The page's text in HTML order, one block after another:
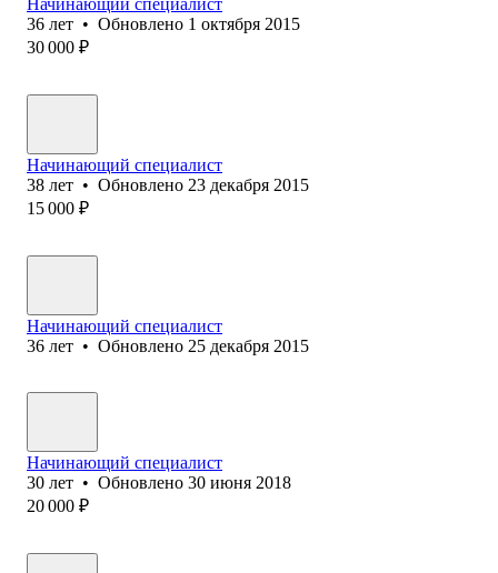
36 лет • Обновлено 1 октября 2015
30 000 ₽
Начинающий специалист
38 лет • Обновлено 23 декабря 2015
15 000 ₽
Начинающий специалист
36 лет • Обновлено 25 декабря 2015
Начинающий специалист
30 лет • Обновлено 30 июня 2018
20 000 ₽